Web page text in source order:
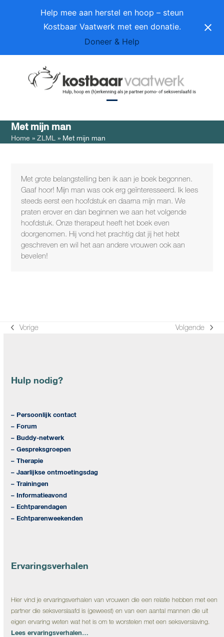
Help mee aan herstel en hoop – steun
Kostbaar Vaatwerk met een donatie.
Doneer & Help
menu
menu
Met mijn man
Home »ZLML » Met mijn man
Met grote belangstelling ben ik aan je boek begonnen.
Gaaf hoor! Mijn man was ook erg geïnteresseerd. Ik lees
steeds eerst een hoofdstuk en daarna mijn man. We
praten erover en dan beginnen we aan het volgende
hoofdstuk. Onze therapeut heeft het boek even
doorgenomen. Hij vond het prachtig dat jij het hebt
geschreven en wil het aan andere vrouwen ook aan
bevelen!
previous
Vorige
next
Volgende
Hulp nodig?
– Persoonlijk contact
– Forum
– Buddy-netwerk
– Gespreksgroepen
– Therapie
– Jaarlijkse ontmoetingsdag
– Trainingen
– Informatieavond
– Echtparendagen
– Echtparenweekenden
Ervaringsverhalen
Hier vind je ervaringsverhalen van vrouwen die een relatie hebben met een
partner die seksverslaafd is (geweest) en van een aantal mannen die uit
eigen ervaring weten wat het is om te worstelen met een seksverslaving.
Lees ervaringsverhalen…